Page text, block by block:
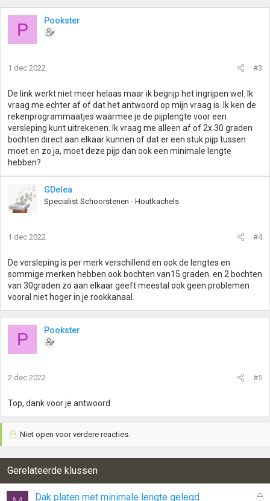
P Pookster
1 dec 2022 #3
De link werkt niet meer helaas maar ik begrijp het ingrijpen wel. Ik
vraag me echter af of dat het antwoord op mijn vraag is. Ik ken de
rekenprogrammaatjes waarmee je de pijplengte voor een
versleping kunt uitrekenen. Ik vraag me alleen af of 2x 30 graden
bochten direct aan elkaar kunnen of dat er een stuk pijp tussen
moet en zo ja, moet deze pijp dan ook een minimale lengte
hebben?
GDelea
Specialist Schoorstenen - Houtkachels
1 dec 2022 #4
De versleping is per merk verschillend en ook de lengtes en
sommige merken hebben ook bochten van15 graden. en 2 bochten
van 30graden zo aan elkaar geeft meestal ook geen problemen
vooral niet hoger in je rookkanaal.
P Pookster
2 dec 2022 #5
Top, dank voor je antwoord
Niet open voor verdere reacties.
Gerelateerde klussen
G
Dak platen met minimale lengte gelegd